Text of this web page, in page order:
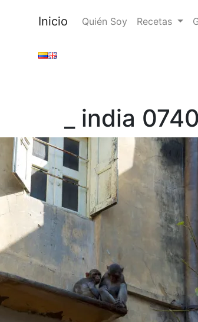
Inicio Quién Soy Recetas
_ india 0740